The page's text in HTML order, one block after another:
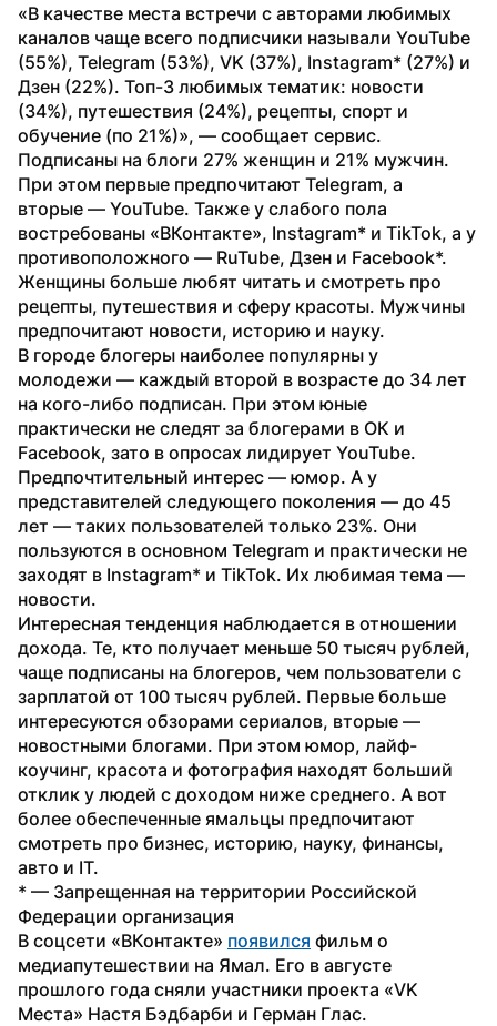
«В качестве места встречи с авторами любимых
каналов чаще всего подписчики называли YouTube
(55%), Telegram (53%), VK (37%), Instagram* (27%) и
Дзен (22%). Топ-3 любимых тематик: новости
(34%), путешествия (24%), рецепты, спорт и
обучение (по 21%)», — сообщает сервис.
Подписаны на блоги 27% женщин и 21% мужчин.
При этом первые предпочитают Telegram, а
вторые — YouTube. Также у слабого пола
востребованы «ВКонтакте», Instagram* и TikTok, а у
противоположного — RuTube, Дзен и Facebook*.
Женщины больше любят читать и смотреть про
рецепты, путешествия и сферу красоты. Мужчины
предпочитают новости, историю и науку.
В городе блогеры наиболее популярны у
молодежи — каждый второй в возрасте до 34 лет
на кого-либо подписан. При этом юные
практически не следят за блогерами в ОК и
Facebook, зато в опросах лидирует YouTube.
Предпочтительный интерес — юмор. А у
представителей следующего поколения — до 45
лет — таких пользователей только 23%. Они
пользуются в основном Telegram и практически не
заходят в Instagram* и TikTok. Их любимая тема —
новости.
Интересная тенденция наблюдается в отношении
дохода. Те, кто получает меньше 50 тысяч рублей,
чаще подписаны на блогеров, чем пользователи с
зарплатой от 100 тысяч рублей. Первые больше
интересуются обзорами сериалов, вторые —
новостными блогами. При этом юмор, лайф-
коучинг, красота и фотография находят больший
отклик у людей с доходом ниже среднего. А вот
более обеспеченные ямальцы предпочитают
смотреть про бизнес, историю, науку, финансы,
авто и IT.
* — Запрещенная на территории Российской
Федерации организация
В соцсети «ВКонтакте» появился фильм о
медиапутешествии на Ямал. Его в августе
прошлого года сняли участники проекта «VK
Места» Настя Бэдбарби и Герман Глас.